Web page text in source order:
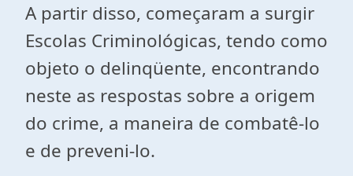
A partir disso, começaram a surgir
Escolas Criminológicas, tendo como
objeto o delinqüente, encontrando
neste as respostas sobre a origem
do crime, a maneira de combatê-lo
e de preveni-lo.